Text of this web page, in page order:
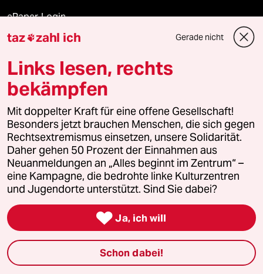
ePaper Login
Downloads für Abonnierende
© 2026 taz Verlags und Vertriebs GmbH
Alle Rechte vorbehalten. Bei rechtlichen Fragen oder für Genehmigungen
wenden Sie sich bitte an lizenzen@taz.de
Feedback Redaktionsstatut Kommune-Richtlinien
Leitlinie Informant Datenschutz Impressum AGB
Seitenwende Einwilligungen widerrufen (Ads)
taz zahl ich Gerade nicht
Links lesen, rechts
bekämpfen
Mit doppelter Kraft für eine offene Gesellschaft!
Besonders jetzt brauchen Menschen, die sich gegen
Rechtsextremismus einsetzen, unsere Solidarität.
Daher gehen 50 Prozent der Einnahmen aus
Neuanmeldungen an „Alles beginnt im Zentrum“ –
eine Kampagne, die bedrohte linke Kulturzentren
und Jugendorte unterstützt. Sind Sie dabei?
 Ja, ich will
Schon dabei!